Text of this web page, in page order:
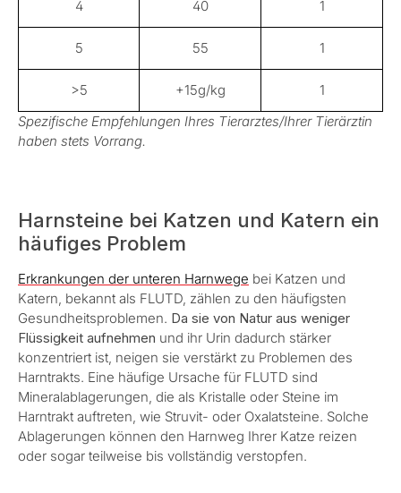
4 40 1
5 55 1
>5 +15g/kg
1
Spezifische Empfehlungen Ihres Tierarztes/Ihrer Tierärztin
haben stets Vorrang.
Harnsteine bei Katzen und Katern ein
häufiges Problem
Erkrankungen der unteren Harnwege bei Katzen und
Katern, bekannt als FLUTD, zählen zu den häufigsten
Gesundheitsproblemen. Da sie von Natur aus weniger
Flüssigkeit aufnehmen und ihr Urin dadurch stärker
konzentriert ist, neigen sie verstärkt zu Problemen des
Harntrakts. Eine häufige Ursache für FLUTD sind
Mineralablagerungen, die als Kristalle oder Steine im
Harntrakt auftreten, wie Struvit- oder Oxalatsteine. Solche
Ablagerungen können den Harnweg Ihrer Katze reizen
oder sogar teilweise bis vollständig verstopfen.